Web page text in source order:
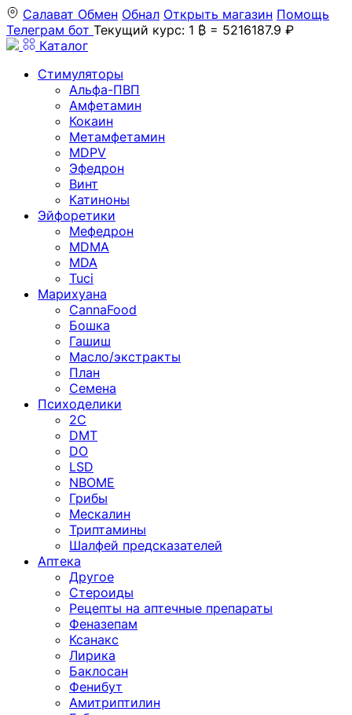
Салават Обмен Обнал Открыть магазин Помощь
Телеграм бот Текущий курс: 1 ₿ = 5216187.9 ₽
Каталог
Стимуляторы
Альфа-ПВП
Амфетамин
Кокаин
Метамфетамин
MDPV
Эфедрон
Винт
Катиноны
Эйфоретики
Мефедрон
MDMA
MDA
Tuci
Марихуана
CannaFood
Бошка
Гашиш
Масло/экстракты
План
Семена
Психоделики
2C
DMT
DO
LSD
NBOME
Грибы
Мескалин
Триптамины
Шалфей предсказателей
Аптека
Другое
Стероиды
Рецепты на аптечные препараты
Феназепам
Ксанакс
Лирика
Баклосан
Фенибут
Амитриптилин